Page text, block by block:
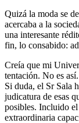
Quizá la moda se
acercaba a la
una interesante
fin, lo consabido:
Creía que mi
tentación. No es
Si duda, el Sr Sala
judicatura de esas
posibles. Incluido
extraordinaria